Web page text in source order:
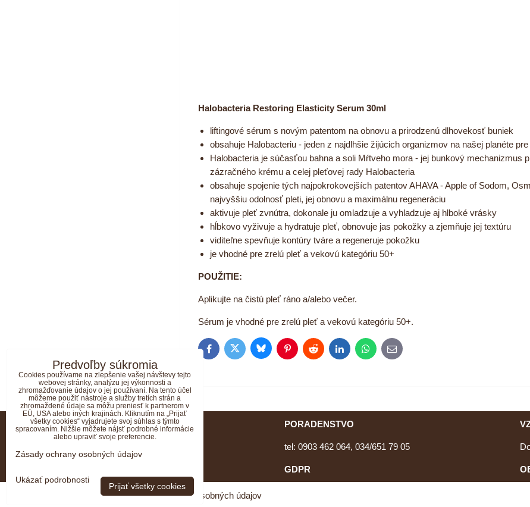
Halobacteria Restoring Elasticity Serum 30ml
liftingové sérum s novým patentom na obnovu a prirodzenú dlhovekosť buniek
obsahuje Halobacteriu - jeden z najdlhšie žijúcich organizmov na našej planéte
Halobacteria je súčasťou bahna a soli Mŕtveho mora - jej bunkový mechanizmus
zázračného krému a celej pleťovej rady Halobacteria
obsahuje spojenie tých najpokrokovejších patentov AHAVA - Apple of Sodom,
najvyššiu odolnosť pleti, jej obnovu a maximálnu regeneráciu
aktivuje pleť zvnútra, dokonale ju omladzuje a vyhladzuje aj hlboké vrásky
hĺbkovo vyživuje a hydratuje pleť, obnovuje jas pokožky a zjemňuje jej textúru
viditeľne spevňuje kontúry tváre a regeneruje pokožku
je vhodné pre zrelú pleť a vekovú kategóriu 50+
POUŽITIE:
Aplikujte na čistú pleť ráno a/alebo večer.
Sérum je vhodné pre zrelú pleť a vekovú kategóriu 50+.
FacebookTwitter BlueskyPinterestReddit LinkedInWhatsApp
E-
mail
KONTAKT PORADENSTVO
tel: 0903 462 064, 034/651 79 05
GDPR
Predvoľby súkromia Zásady ochrany osobných údajov
Predvoľby súkromia
Cookies používame na zlepšenie vašej návštevy tejto
webovej stránky, analýzu jej výkonnosti a
zhromažďovanie údajov o jej používaní. Na tento účel
môžeme použiť nástroje a služby tretích strán a
zhromaždené údaje sa môžu preniesť k partnerom v
EÚ, USA alebo iných krajinách. Kliknutím na „Prijať
všetky cookies“ vyjadrujete svoj súhlas s týmto
spracovaním. Nižšie môžete nájsť podrobné informácie
alebo upraviť svoje preferencie.
Zásady ochrany osobných údajov
Ukázať podrobnosti
Prijať všetky cookies